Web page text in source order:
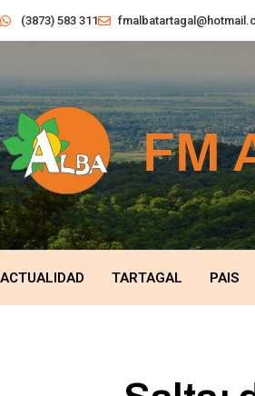
(3873) 583 311
ACTUALIDAD TARTAGAL PAIS